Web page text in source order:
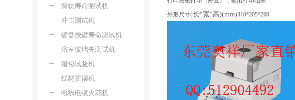
滑轨寿命测试机
冲击测试机
键盘按键寿命测试机
浴室玻璃夹测试机
箱包试验机
线材摇摆机
电线电缆火花机
外形尺寸(长*宽*高)(mm)310*205*200